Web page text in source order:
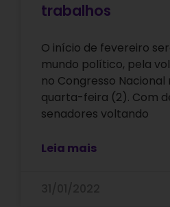
trabalhos
O início de fevereiro
mundo político, pela
no Congresso
quarta-feira (2). Com
senadores voltando
Leia mais